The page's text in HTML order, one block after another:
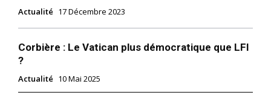
Actualité 17 Décembre 2023
Corbière : Le Vatican plus démocratique que LFI
?
Actualité 10 Mai 2025